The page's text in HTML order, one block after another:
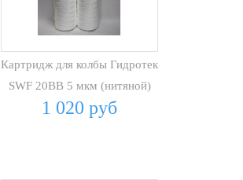
Картридж для колбы Гидротек
SWF 20BB 5 мкм (нитяной)
1 020 руб